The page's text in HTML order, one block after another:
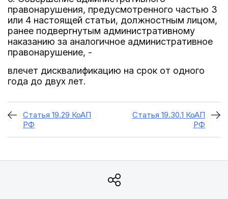
правонарушения, предусмотренного частью 3
или 4 настоящей статьи, должностным лицом,
ранее подвергнутым административному
наказанию за аналогичное административное
правонарушение, -
влечет дисквалификацию на срок от одного
года до двух лет.
Статья 19.29 КоАП
РФ
Статья 19.30.1 КоАП
РФ